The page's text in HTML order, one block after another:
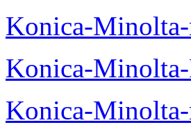
Konica-
Konica-
Konica-